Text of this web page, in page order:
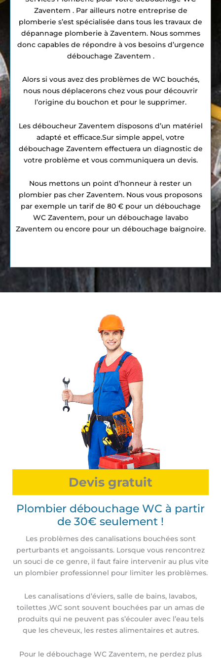
Zaventem . Par ailleurs notre entreprise de
plomberie s’est spécialisée dans tous les travaux de
dépannage plomberie à Zaventem. Nous sommes
donc capables de répondre à vos besoins d’urgence
débouchage Zaventem .
Alors si vous avez des problèmes de WC bouchés,
nous nous déplacerons chez vous pour découvrir
l’origine du bouchon et pour le supprimer.
Les déboucheur Zaventem disposons d’un matériel
adapté et efficace.Sur simple appel, votre
débouchage Zaventem effectuera un diagnostic de
votre problème et vous communiquera un devis.
Nous mettons un point d’honneur à rester un
plombier pas cher Zaventem. Nous vous proposons
par exemple un tarif de 80 € pour un débouchage
WC Zaventem, pour un débouchage lavabo
Zaventem ou encore pour un débouchage baignoire.
Plombier débouchage WC à partir
de 30€ seulement !
Les problèmes des canalisations bouchées sont
perturbants et angoissants. Lorsque vous rencontrez
un souci de ce genre, il faut faire intervenir au plus vite
un plombier professionnel pour limiter les problèmes.
Les canalisations d’éviers, salle de bains, lavabos,
toilettes ,WC sont souvent bouchées par un amas de
produits qui ne peuvent pas s’écouler avec l’eau tels
que les cheveux, les restes alimentaires et autres.
Pour le débouchage WC Zaventem, ne perdez plus
Devis gratuit